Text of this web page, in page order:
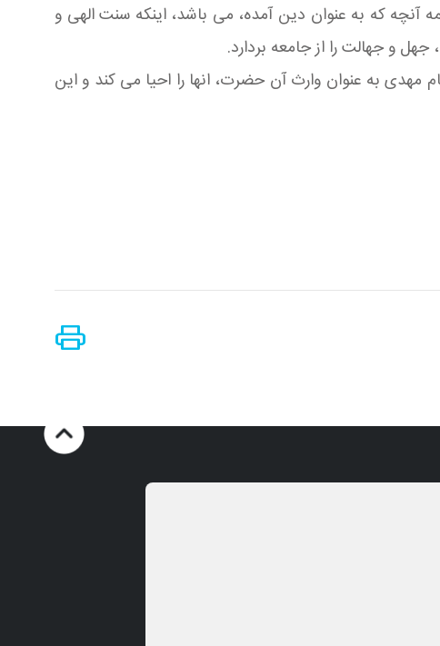
که به عنوان دین آمده، می باشد، اینکه سنت الهی و
و جهالت را از جامعه بردارد.
مهدی به عنوان وارث آن حضرت، انها را احیا می کند و این